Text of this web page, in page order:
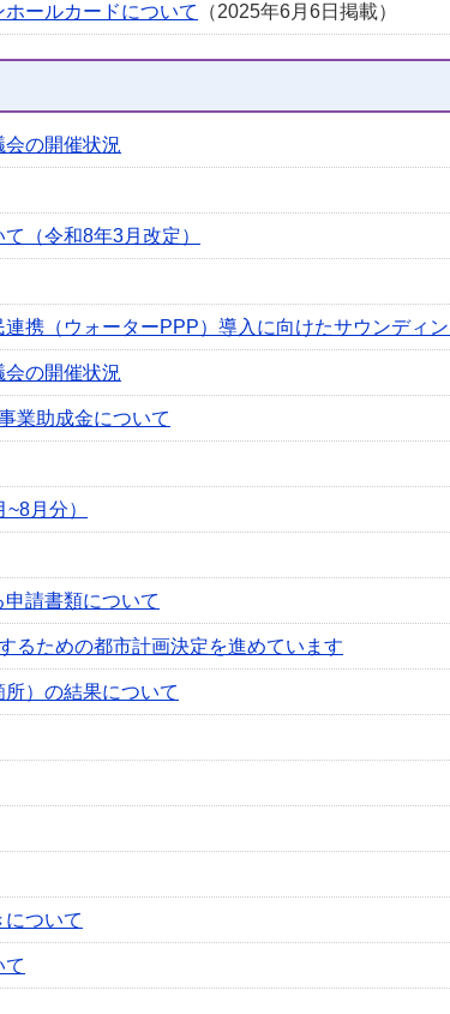
ールカードについて （2025年6月6日掲載）
の開催状況
（令和8年3月改定）
携（ウォーターPPP）導入に向けたサウンディ
の開催状況
業助成金について
月分）
請書類について
るための都市計画決定を進めています
）の結果について
ついて
て